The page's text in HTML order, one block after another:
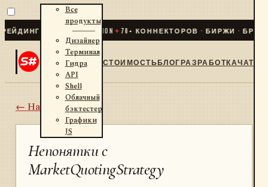
ДЛЯ .NET И PYTHON✦ 70+ КОННЕКТОРОВ · БИРЖИ · БРОКЕРЫ
Все
продукты
Дизайнер
Терминал
Гидра
API
Shell
Облачный
бэктестер
Графики
JS
СТОИМОСТЬБЛОГРАЗРАБОТКАЧАТ
← Назад
Непонятки с
MarketQuotingStrategy